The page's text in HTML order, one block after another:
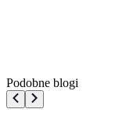
Podobne blogi